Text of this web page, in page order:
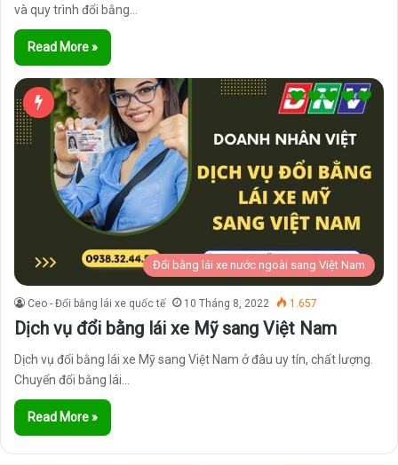
và quy trình đổi bằng…
Read More »
Đổi bằng lái xe nước ngoài sang Việt Nam
Ceo - Đổi bằng lái xe quốc tế 10 Tháng 8, 2022 1.657
Dịch vụ đổi bằng lái xe Mỹ sang Việt Nam
Dịch vụ đổi bằng lái xe Mỹ sang Việt Nam ở đâu uy tín, chất lượng.
Chuyển đổi bằng lái…
Read More »